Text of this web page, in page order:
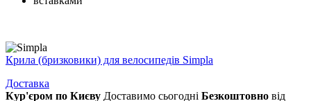
Крила (бризковики) для велосипедів Simpla
Доставка
Кур'єром по Києву Доставимо сьогодні Безкоштовно від